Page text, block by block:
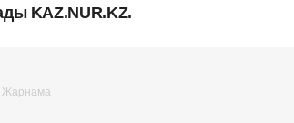
KAZ.NUR.KZ.